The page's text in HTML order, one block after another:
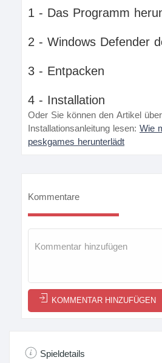
1 - Das Programm
2 - Windows Defender
3 - Entpacken
4 - Installation
Oder Sie können den Artikel
Installationsanleitung lesen: Wie
peskgames herunterlädt
Kommentare
KOMMENTAR HINZUFÜGEN
Spieldetails